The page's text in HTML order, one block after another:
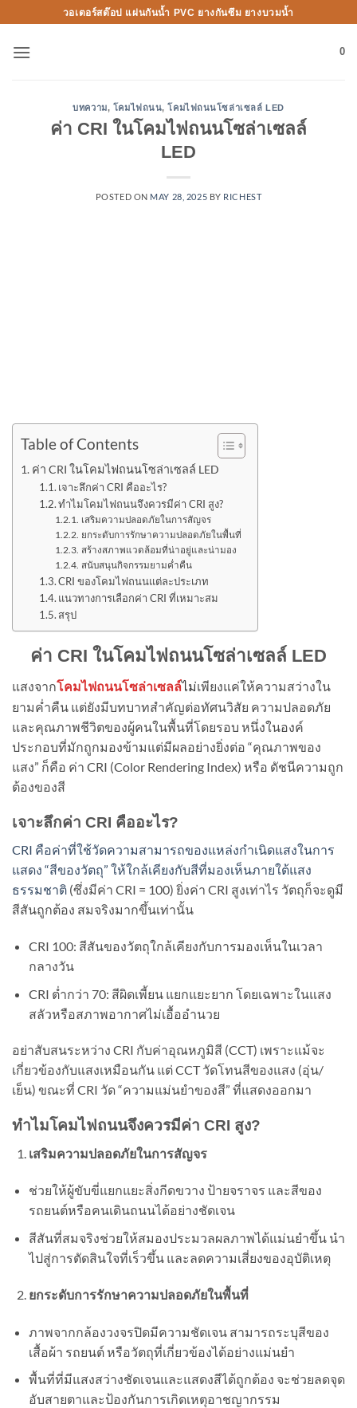
to
content
วอเตอร์สต๊อป แผ่นกันน้ำ PVC ยางกันซึม ยางบวมน้ำ
0
บทความ, โคมไฟถนน,โคมไฟถนนโซล่าเซลล์ LED
ค่า CRI ในโคมไฟถนนโซล่าเซลล์
LED
POSTED ON MAY 28, 2025 BY RICHEST
Table of Contents
ค่า CRI ในโคมไฟถนนโซล่าเซลล์ LED
เจาะลึกค่า CRI คืออะไร?
ทำไมโคมไฟถนนจึงควรมีค่า CRI สูง?
เสริมความปลอดภัยในการสัญจร
ยกระดับการรักษาความปลอดภัยในพื้นที่
สร้างสภาพแวดล้อมที่น่าอยู่และน่ามอง
สนับสนุนกิจกรรมยามค่ำคืน
CRI ของโคมไฟถนนแต่ละประเภท
แนวทางการเลือกค่า CRI ที่เหมาะสม
สรุป
ค่า CRI ในโคมไฟถนนโซล่าเซลล์ LED
แสงจากโคมไฟถนนโซล่าเซลล์ไม่เพียงแค่ให้ความสว่างใน
ยามค่ำคืน แต่ยังมีบทบาทสำคัญต่อทัศนวิสัย ความปลอดภัย
และคุณภาพชีวิตของผู้คนในพื้นที่โดยรอบ หนึ่งในองค์
ประกอบที่มักถูกมองข้ามแต่มีผลอย่างยิ่งต่อ “คุณภาพของ
แสง” ก็คือ ค่า CRI (Color Rendering Index) หรือ ดัชนีความถูก
ต้องของสี
เจาะลึกค่า CRI คืออะไร?
CRI คือค่าที่ใช้วัดความสามารถของแหล่งกำเนิดแสงในการ
แสดง “สีของวัตถุ” ให้ใกล้เคียงกับสีที่มองเห็นภายใต้แสง
ธรรมชาติ (ซึ่งมีค่า CRI = 100) ยิ่งค่า CRI สูงเท่าไร วัตถุก็จะดูมี
สีสันถูกต้อง สมจริงมากขึ้นเท่านั้น
CRI 100: สีสันของวัตถุใกล้เคียงกับการมองเห็นในเวลา
กลางวัน
CRI ต่ำกว่า 70: สีผิดเพี้ยน แยกแยะยาก โดยเฉพาะในแสง
สลัวหรือสภาพอากาศไม่เอื้ออำนวย
อย่าสับสนระหว่าง CRI กับค่าอุณหภูมิสี (CCT) เพราะแม้จะ
เกี่ยวข้องกับแสงเหมือนกัน แต่ CCT วัดโทนสีของแสง (อุ่น/
เย็น) ขณะที่ CRI วัด “ความแม่นยำของสี” ที่แสดงออกมา
ทำไมโคมไฟถนนจึงควรมีค่า CRI สูง?
เสริมความปลอดภัยในการสัญจร
ช่วยให้ผู้ขับขี่แยกแยะสิ่งกีดขวาง ป้ายจราจร และสีของ
รถยนต์หรือคนเดินถนนได้อย่างชัดเจน
สีสันที่สมจริงช่วยให้สมองประมวลผลภาพได้แม่นยำขึ้น นำ
ไปสู่การตัดสินใจที่เร็วขึ้น และลดความเสี่ยงของอุบัติเหตุ
ยกระดับการรักษาความปลอดภัยในพื้นที่
ภาพจากกล้องวงจรปิดมีความชัดเจน สามารถระบุสีของ
เสื้อผ้า รถยนต์ หรือวัตถุที่เกี่ยวข้องได้อย่างแม่นยำ
พื้นที่ที่มีแสงสว่างชัดเจนและแสดงสีได้ถูกต้อง จะช่วยลดจุด
อับสายตาและป้องกันการเกิดเหตุอาชญากรรม